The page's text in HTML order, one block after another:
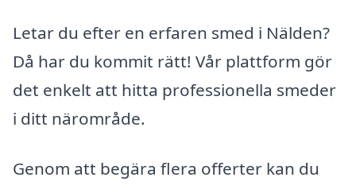
Letar du efter en erfaren smed i Nälden?
Då har du kommit rätt! Vår plattform gör
det enkelt att hitta professionella smeder
i ditt närområde.
Genom att begära flera offerter kan du